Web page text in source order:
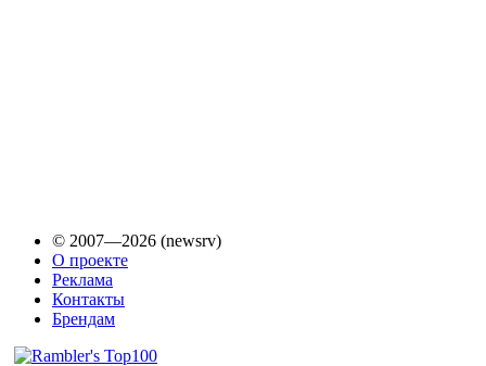
© 2007—2026 (newsrv)
О проекте
Реклама
Контакты
Брендам